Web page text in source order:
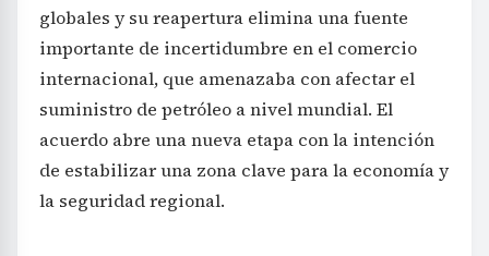
globales y su reapertura elimina una fuente
importante de incertidumbre en el comercio
internacional, que amenazaba con afectar el
suministro de petróleo a nivel mundial. El
acuerdo abre una nueva etapa con la intención
de estabilizar una zona clave para la economía y
la seguridad regional.